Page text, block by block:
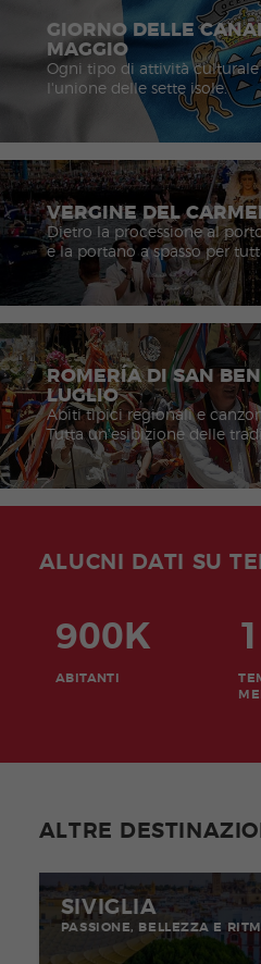
GIORNO DELLE
MAGGIO
Ogni tipo di attività culturale
l'unione delle sette isole.
VERGINE DEL
Dietro la processione al
e la portano a spasso per
ROMERÍA DI SAN
LUGLIO
Abiti tipici regionali e
Tutta un'esibizione delle
ALUCNI DATI SU
900K
ABITANTI
ALTRE
SIVIGLIA
PASSIONE, BELLEZZA E